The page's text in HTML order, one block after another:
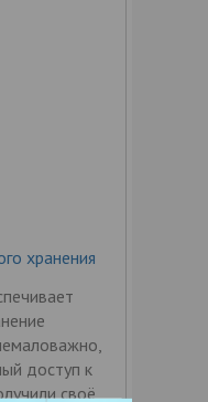
хранения
доступ к
своё